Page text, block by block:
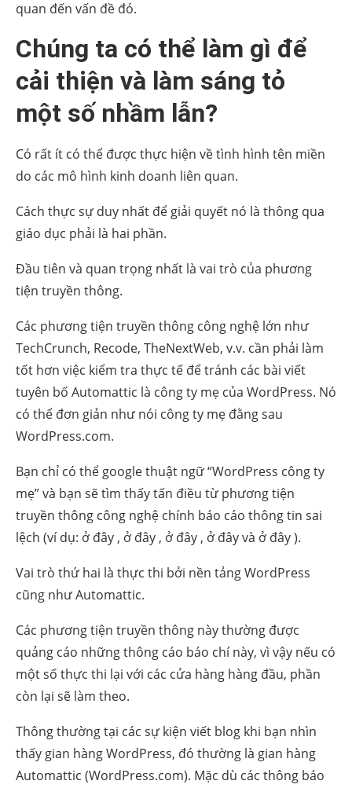
quan đến vấn đề đó.
Chúng ta có thể làm gì để
cải thiện và làm sáng tỏ
một số nhầm lẫn?
Có rất ít có thể được thực hiện về tình hình tên miền
do các mô hình kinh doanh liên quan.
Cách thực sự duy nhất để giải quyết nó là thông qua
giáo dục phải là hai phần.
Đầu tiên và quan trọng nhất là vai trò của phương
tiện truyền thông.
Các phương tiện truyền thông công nghệ lớn như
TechCrunch, Recode, TheNextWeb, v.v. cần phải làm
tốt hơn việc kiểm tra thực tế để tránh các bài viết
tuyên bố Automattic là công ty mẹ của WordPress. Nó
có thể đơn giản như nói công ty mẹ đằng sau
WordPress.com.
Bạn chỉ có thể google thuật ngữ “WordPress công ty
mẹ” và bạn sẽ tìm thấy tấn điều từ phương tiện
truyền thông công nghệ chính báo cáo thông tin sai
lệch (ví dụ: ở đây , ở đây , ở đây , ở đây và ở đây ).
Vai trò thứ hai là thực thi bởi nền tảng WordPress
cũng như Automattic.
Các phương tiện truyền thông này thường được
quảng cáo những thông cáo báo chí này, vì vậy nếu có
một số thực thi lại với các cửa hàng hàng đầu, phần
còn lại sẽ làm theo.
Thông thường tại các sự kiện viết blog khi bạn nhìn
thấy gian hàng WordPress, đó thường là gian hàng
Automattic (WordPress.com). Mặc dù các thông báo